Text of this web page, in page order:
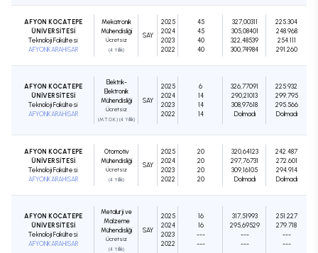
AFYON KOCATEPE
ÜNİVERSİTESİ
Teknoloji Fakültesi
AFYONKARAHİSAR
Mekatronik
Mühendisliği
Ücretsiz
(4 Yıllık)
SAY
2025
2024
2023
2022
45
45
40
40
327,00311
305,08401
322,48539
300,74984
225.304
248.968
254.111
291.260
AFYON KOCATEPE
ÜNİVERSİTESİ
Teknoloji Fakültesi
AFYONKARAHİSAR
Elektrik-
Elektronik
Mühendisliği
Ücretsiz
(M.T.O.K.) (4 Yıllık)
SAY
2025
2024
2023
2022
6
14
14
14
326,77091
290,21013
308,97618
Dolmadı
225.932
299.795
295.566
Dolmadı
AFYON KOCATEPE
ÜNİVERSİTESİ
Teknoloji Fakültesi
AFYONKARAHİSAR
Otomotiv
Mühendisliği
Ücretsiz
(4 Yıllık)
SAY
2025
2024
2023
2022
20
20
20
20
320,64123
297,76731
309,16105
Dolmadı
242.487
272.601
294.914
Dolmadı
AFYON KOCATEPE
ÜNİVERSİTESİ
Teknoloji Fakültesi
AFYONKARAHİSAR
Metalurji ve
Malzeme
Mühendisliği
Ücretsiz
(4 Yıllık)
SAY
2025
2024
2023
2022
16
16
---
---
317,51993
295,69529
---
---
251.227
279.718
---
---